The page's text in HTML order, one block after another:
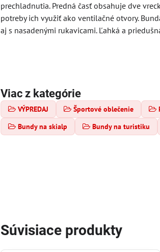
prechladnutia. Predná časť obsahuje dve
potreby ich využiť ako ventilačné otvory.
aj s nasadenými rukavicami. Ľahká a
Viac z kategórie
VÝPREDAJ Športové oblečenie
Bundy na skialp
Bundy na turistiku
Súvisiace produkty